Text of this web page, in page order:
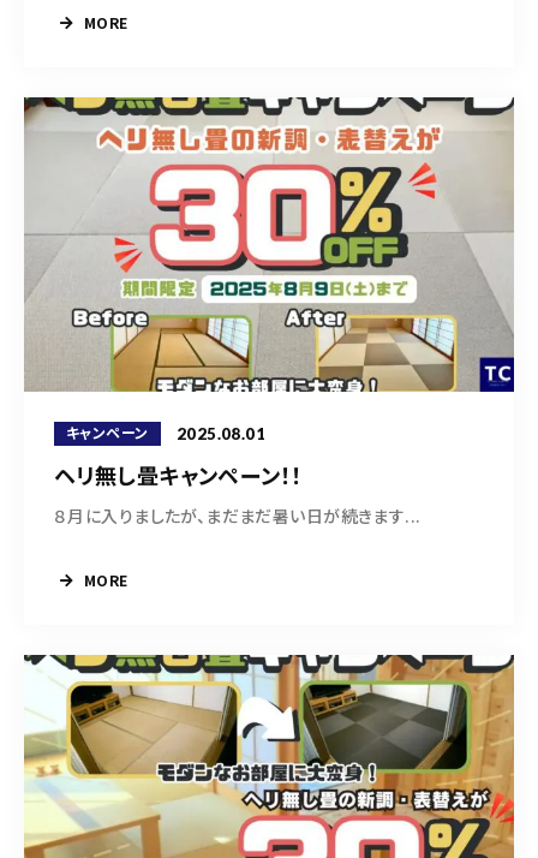
MORE
キャンペーン 2025.08.01
ヘリ無し畳キャンペーン！！
８月に入りましたが、まだまだ暑い日が続きます...
MORE